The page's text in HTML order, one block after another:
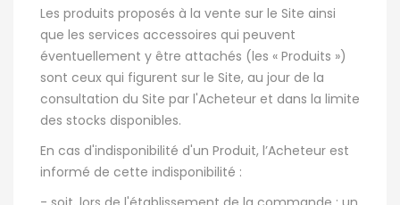
Les produits proposés à la vente sur le Site ainsi
que les services accessoires qui peuvent
éventuellement y être attachés (les « Produits »)
sont ceux qui figurent sur le Site, au jour de la
consultation du Site par l'Acheteur et dans la limite
des stocks disponibles.
En cas d'indisponibilité d'un Produit, l’Acheteur est
informé de cette indisponibilité :